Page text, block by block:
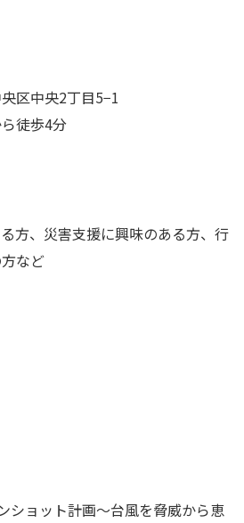
区中央2丁目5−1
徒歩4分
方、災害支援に興味のある方、行
など
ショット計画～台風を脅威から恵